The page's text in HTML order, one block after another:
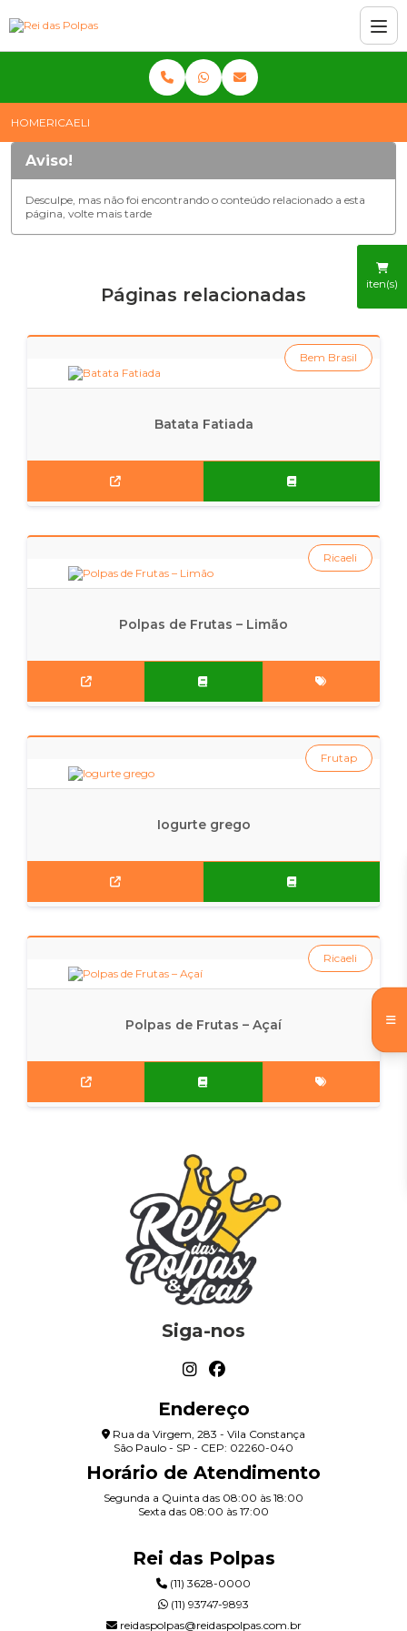
iten(s)
HOMERICAELI
Aviso!
Desculpe, mas não foi encontrando o conteúdo relacionado a esta
página, volte mais tarde
Páginas relacionadas
Batata Fatiada
Bem Brasil
Polpas de Frutas – Limão
Ricaeli
Iogurte grego
Frutap
Polpas de Frutas – Açaí
Ricaeli
Siga-nos
Endereço
Rua da Virgem, 283 - Vila Constança
São Paulo - SP - CEP: 02260-040
Horário de Atendimento
Segunda a Quinta das 08:00 às 18:00
Sexta das 08:00 às 17:00
Rei das Polpas
(11) 3628-0000
(11) 93747-9893
reidaspolpas@reidaspolpas.com.br